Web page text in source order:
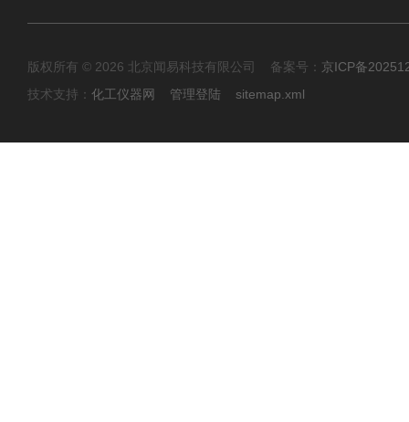
版权所有 © 2026 北京闻易科技有限公司 备案号： 京ICP备
技术支持： 化工仪器网 管理登陆 sitemap.xml